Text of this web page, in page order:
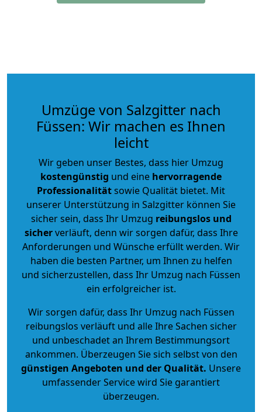
Umzüge von Salzgitter nach
Füssen: Wir machen es Ihnen
leicht
Wir geben unser Bestes, dass hier Umzug
kostengünstig und eine hervorragende
Professionalitätsowie Qualität bietet. Mit
unserer Unterstützung in Salzgitter können Sie
sicher sein, dass Ihr Umzug reibungslos und
sicherverläuft, denn wir sorgen dafür, dass Ihre
Anforderungen und Wünsche erfüllt werden. Wir
haben die besten Partner, um Ihnen zu helfen
und sicherzustellen, dass Ihr Umzug nach Füssen
ein erfolgreicher ist.
Wir sorgen dafür, dass Ihr Umzug nach Füssen
reibungslos verläuft und alle Ihre Sachen sicher
und unbeschadet an Ihrem Bestimmungsort
ankommen. Überzeugen Sie sich selbst von den
günstigen Angeboten und der Qualität. Unsere
umfassender Service wird Sie garantiert
überzeugen.